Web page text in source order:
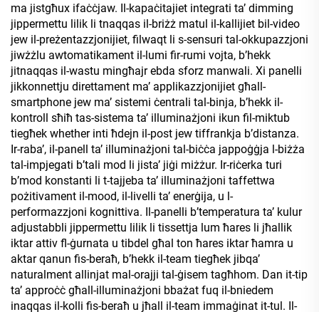
ma jistgħux ifaċċjaw. Il-kapaċitajiet integrati ta’ dimming
jippermettu lilik li tnaqqas il-briżż matul il-kallijiet bil-video
jew il-preżentazzjonijiet, filwaqt li s-sensuri tal-okkupazzjoni
jiwżżlu awtomatikament il-lumi fir-rumi vojta, b’hekk
jitnaqqas il-wastu mingħajr ebda sforz manwali. Xi panelli
jikkonnettju direttament ma’ applikazzjonijiet għall-
smartphone jew ma’ sistemi ċentrali tal-binja, b’hekk il-
kontroll sħiħ tas-sistema ta’ illuminażjoni ikun fil-miktub
tiegħek whether inti ħdejn il-post jew tiffrankja b’distanza.
Ir-raba’, il-panell ta’ illuminażjoni tal-biċċa jappoġġja l-biżża
tal-impjegati b’tali mod li jista’ jiġi miżżur. Ir-riċerka turi
b’mod konstanti li t-tajjeba ta’ illuminażjoni taffettwa
pożitivament il-mood, il-livelli ta’ enerġija, u l-
performazzjoni kognittiva. Il-panelli b’temperatura ta’ kulur
adjustabbli jippermettu lilik li tissettja lum ħares li jħallik
iktar attiv fl-ġurnata u tibdel għal ton ħares iktar ħamra u
aktar qanun fis-beraħ, b’hekk il-team tiegħek jibqa’
naturalment allinjat mal-orajji tal-ġisem tagħhom. Dan it-tip
ta’ approċċ għall-illuminażjoni bbażat fuq il-bniedem
inaqqas il-kolli fis-beraħ u jħall il-team immaġinat it-tul. Il-